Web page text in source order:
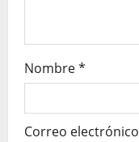
r
a
d
Nombre*
Correo electrónico